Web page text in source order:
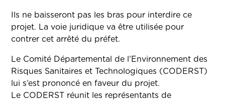
Ils ne baisseront pas les bras pour interdire ce
projet. La voie juridique va être utilisée pour
contrer cet arrêté du préfet.
Le Comité Départemental de l’Environnement des
Risques Sanitaires et Technologiques (CODERST)
lui s’est prononcé en faveur du projet.
Le CODERST réunit les représentants de